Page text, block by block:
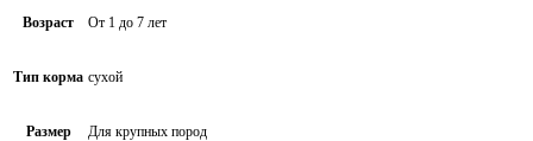
Возраст От 1 до 7 лет
Тип корма сухой
Размер Для крупных пород